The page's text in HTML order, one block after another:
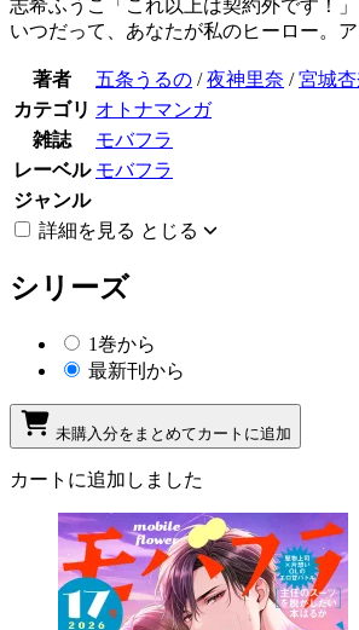
志希ふうこ「これ以上は契約外です！
いつだって、あなたが私のヒーロー。
著者 五条うるの /夜神里奈 /宮城
カテゴリ オトナマンガ
雑誌
モバフラ
レーベル モバフラ
ジャンル
詳細を見る とじる
シリーズ
1巻から
最新刊から
未購入分をまとめてカートに追加
カートに追加しました